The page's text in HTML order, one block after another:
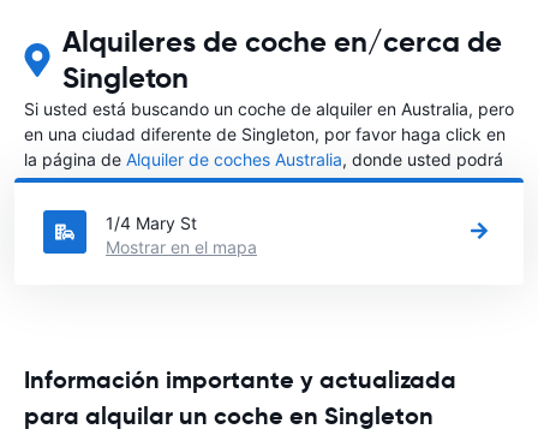
Alquileres de coche en/cerca de
Singleton
Si usted está buscando un coche de alquiler en Australia, pero
en una ciudad diferente de Singleton, por favor haga click en
la página de Alquiler de coches Australia, donde usted podrá
elegir en qué ciudad de Australia desea alquilar un coche.
1/4 Mary St
Mostrar en el mapa
Información importante y actualizada
para alquilar un coche en Singleton